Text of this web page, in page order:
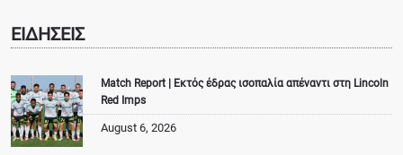
ΕΙΔΗΣΕΙΣ
Match Report | Εκτός έδρας ισοπαλία απέναντι στη Lincoln
Red Imps
August 6, 2026